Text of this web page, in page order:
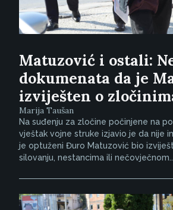
Matuzović i ostali:
dokumenata da je
izviješten o
Marija Taušan
Na suđenju za zločine počinjene na
vještak vojne struke izjavio je da nije
je optuženi Đuro Matuzović bio
silovanju, nestancima ili nečovječnom...